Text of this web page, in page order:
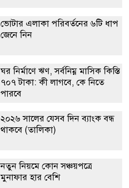
ভোটার এলাকা পরিবর্তনের ৬টি ধাপ
জেনে নিন
ঘর নির্মাণে ঋণ, সর্বনিম্ন মাসিক কিস্তি
৭০৭ টাকা: কী লাগবে, কে নিতে
পারবে
২০২৬ সালের যেসব দিন ব্যাংক বন্ধ
থাকবে (তালিকা)
নতুন নিয়মে কোন সঞ্চয়পত্রে
মুনাফার হার বেশি